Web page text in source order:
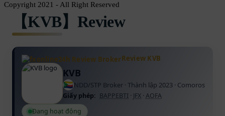
Copyright 2021 - All Right Reserved
【KVB】Review
Review KVB
KVB
NDD/STP Broker · Thành lập 2023 · Comoros
Giấy phép: BAPPEBTI · JFX · AOFA
Đang hoạt động